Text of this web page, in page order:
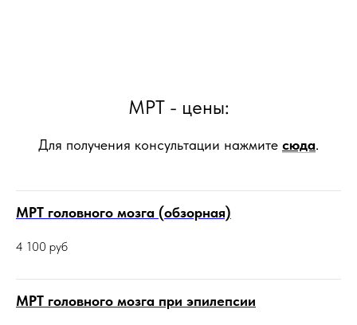
МРТ - цены:
Для получения консультации нажмите сюда.
МРТ головного мозга (обзорная)
4 100 руб
МРТ головного мозга при эпилепсии